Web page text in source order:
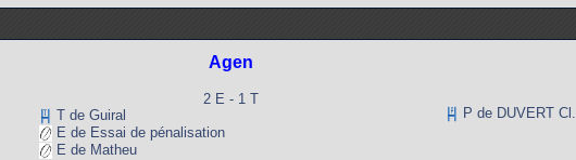
Agen
2 E - 1 T
T de Guiral
E de Essai de pénalisation
E de Matheu
P de DUVERT Cl.